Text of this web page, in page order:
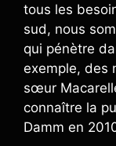
tous les
sud, nous
qui pénètre
exemple, des
sœur
connaître la
Damm en